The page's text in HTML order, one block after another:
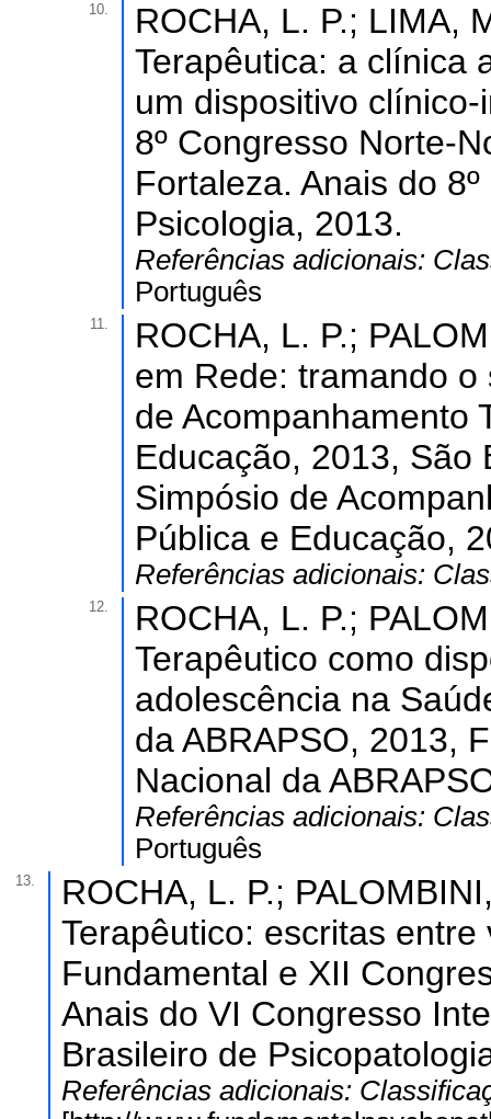
10.
ROCHA, L. P.; LIMA,
Terapêutica: a clínica
um dispositivo
8º Congresso Norte-
Fortaleza. Anais do
Psicologia, 2013.
Referências adicionais:
Português
11.
ROCHA, L. P.;
em Rede: tramando o
de Acompanhamento
Educação, 2013, São
Simpósio de
Pública e Educação,
Referências adicionais:
12.
ROCHA, L. P.;
Terapêutico como
adolescência na
da ABRAPSO, 2013,
Nacional da
Referências adicionais:
Português
13.
ROCHA, L. P.;
Terapêutico: escritas
Fundamental e XII
Anais do VI Congresso
Brasileiro de
Referências adicionais: